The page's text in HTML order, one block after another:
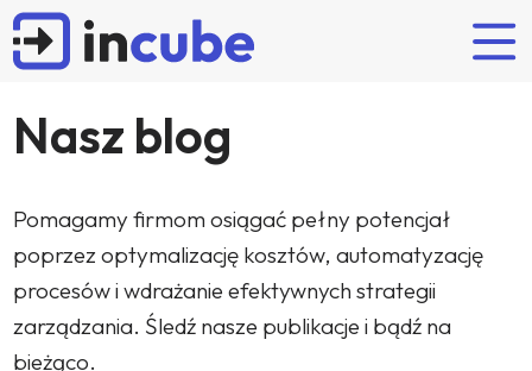
POPULARNE WYSZUKIWANIA
FP&A Budżetowanie
Planowanie i budżetowanie
IBM Planning Analytics
OneStream
Artykuły
Wydarzenia
Incube
Partnerzy
Wdrożenie
Certyfikowane szkolenia IBM
Nasz blog
Pomagamy firmom osiągać pełny potencjał
poprzez optymalizację kosztów, automatyzację
procesów i wdrażanie efektywnych strategii
zarządzania. Śledź nasze publikacje i bądź na
bieżąco.